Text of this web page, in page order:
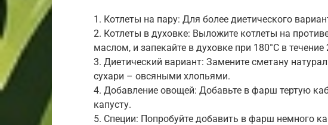
1. Котлеты на пару: Для более диетического
2. Котлеты в духовке: Выложите котлеты на
маслом, и запекайте в духовке при 180°C в течение
3. Диетический вариант: Замените сметану
сухари – овсяными хлопьями.
4. Добавление овощей: Добавьте в фарш тертую
капусту.
5. Специи: Попробуйте добавить в фарш немного